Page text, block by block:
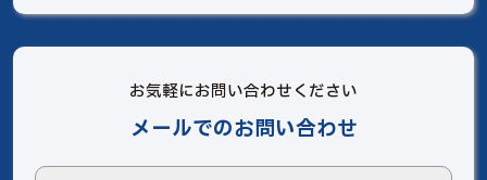
お気軽にお問い合わせください
メールでのお問い合わせ